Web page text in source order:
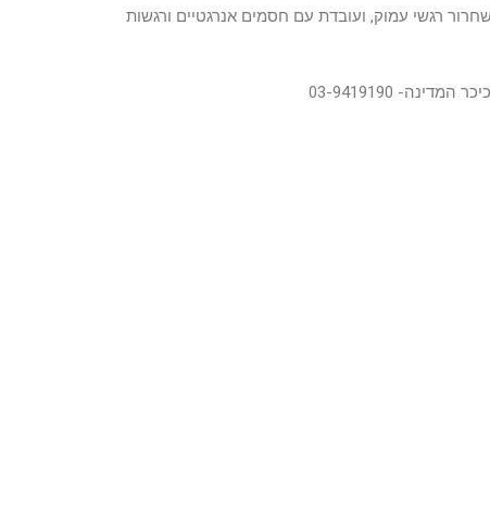
רגשי עמוק, ועובדת עם חסמים אנרגטיים ורגשות
03-9419190